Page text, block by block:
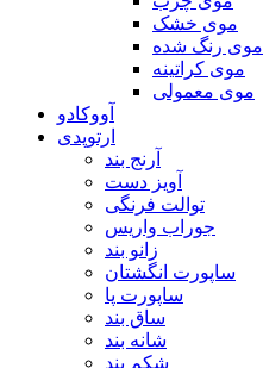
موی خشک
موی رنگ شده
موی کراتینه
موی معمولی
آووکادو
ارتوپدی
آرنج بند
آویز دست
توالت فرنگی
جوراب واریس
زانو بند
ساپورت انگشتان
ساپورت پا
ساق بند
شانه بند
شکم بند